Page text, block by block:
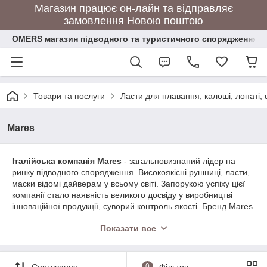
Магазин працює он-лайн та відправляє
замовлення Новою поштою
OMERS магазин підводного та туристичного спорядження
Товари та послуги Ласти для плавання, калоші, лопаті,
Mares
Італійська компанія Mares - загальновизнаний лідер на
ринку підводного спорядження. Високоякісні рушниці, ласти,
маски відомі дайверам у всьому світі. Запорукою успіху цієї
компанії стало наявність великого досвіду у виробництві
інноваційної продукції, суворий контроль якості. Бренд Mares
Людовіко Марес, ентузіаст дайвінгу та підводного полювання,
Спочатку в його розпорядженні була всього лише маленька
фабрика в Раппало, але на сьогоднішній день це велика
Показати все